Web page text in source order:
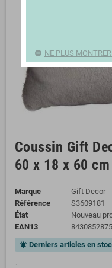
Coussin Gift
60 x 18 x 60
Marque
Gift Decor
Référence
S3609181
État
Nouveau
EAN13
notifications_active Derniers articles en
NE PLUS MONTRER